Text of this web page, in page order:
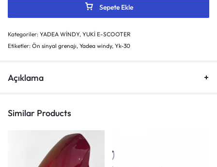
Sepete Ekle
Kategoriler: YADEA WİNDY, YUKİ E-SCOOTER
Etiketler: Ön sinyal grenajı, Yadea windy, Yk-30
Açıklama
Similar Products